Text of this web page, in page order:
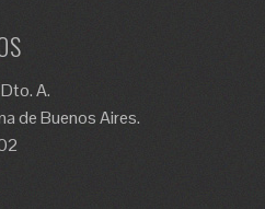
A.
de Buenos Aires.